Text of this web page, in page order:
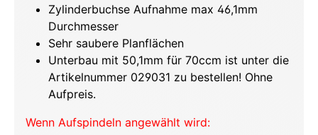
Zylinderbuchse Aufnahme max 46,1mm
Durchmesser
Sehr saubere Planflächen
Unterbau mit 50,1mm für 70ccm ist unter die
Artikelnummer 029031 zu bestellen! Ohne
Aufpreis.
Wenn Aufspindeln angewählt wird: